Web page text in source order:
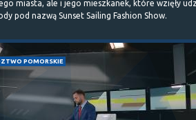
miasta, ale i jego mieszkanek, które wzięły
pod nazwą Sunset Sailing Fashion Show.
POMORSKIE